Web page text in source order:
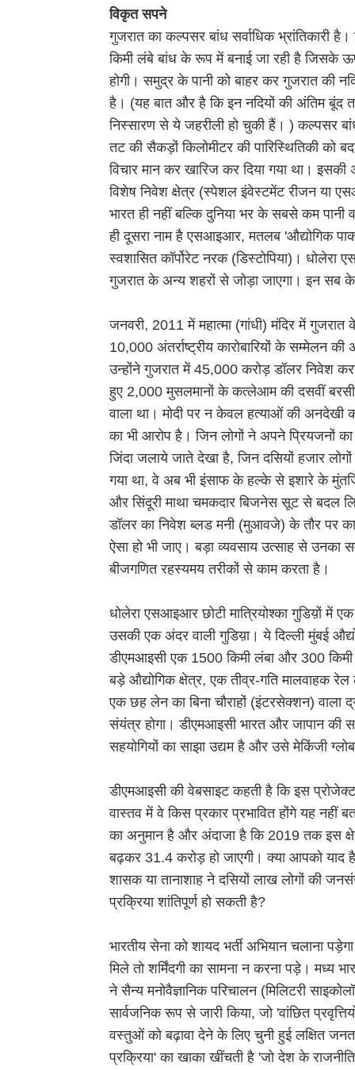
विकृत सपने
गुजरात का कल्पसर बांध सर्वाधिक भ्रांतिकारी
किमी लंबे बांध के रूप में बनाई जा रही है जिसके
होगी। समुद्र के पानी को बाहर कर गुजरात की
है। (यह बात और है कि इन नदियों की अंतिम बूंद
निस्सारण से ये जहरीली हो चुकी हैं। ) कल्पसर
तट की सैकड़ों किलोमीटर की पारिस्थितिकी को
विचार मान कर खारिज कर दिया गया था।
विशेष निवेश क्षेत्र (स्पेशल इंवेस्टमेंट रीजन या
भारत ही नहीं बल्कि दुनिया भर के सबसे कम
ही दूसरा नाम है एसआइआर, मतलब 'औद्योगिक
स्वशासित कॉर्पोरेट नरक (डिस्टोपिया)।
गुजरात के अन्य शहरों से जोड़ा जाएगा। इन सब
जनवरी, 2011 में महात्मा (गांधी) मंदिर में
10,000 अंतर्राष्ट्रीय कारोबारियों के सम्मेलन की
उन्होंने गुजरात में 45,000 करोड़ डॉलर निवेश
हुए 2,000 मुसलमानों के कत्लेआम की दसवीं
वाला था। मोदी पर न केवल हत्याओं की अनदेखी
का भी आरोप है। जिन लोगों ने अपने प्रियजनों
जिंदा जलाये जाते देखा है, जिन दसियों हजार
गया था, वे अब भी इंसाफ के हल्के से इशारे के
और सिंदूरी माथा चमकदार बिजनेस सूट से बदल
डॉलर का निवेश ब्लड मनी (मुआवजे) के तौर पर
ऐसा हो भी जाए। बड़ा व्यवसाय उत्साह से उनका
बीजगणित रहस्यमय तरीकों से काम करता है।
धोलेरा एसआइआर छोटी मात्रियोश्का गुडिय़ों में
उसकी एक अंदर वाली गुडिय़ा। ये दिल्ली मुंबई
डीएमआइसी एक 1500 किमी लंबा और 300 किमी
बड़े औद्योगिक क्षेत्र, एक तीव्र-गति मालवाहक
एक छह लेन का बिना चौराहों (इंटरसेक्शन) वाला
संयंत्र होगा। डीएमआइसी भारत और जापान की
सहयोगियों का साझा उद्यम है और उसे मेकिंजी
डीएमआइसी की वेबसाइट कहती है कि इस
वास्तव में वे किस प्रकार प्रभावित होंगे यह नहीं
का अनुमान है और अंदाजा है कि 2019 तक इस
बढ़कर 31.4 करोड़ हो जाएगी। क्या आपको याद
शासक या तानाशाह ने दसियों लाख लोगों की
प्रक्रिया शांतिपूर्ण हो सकती है?
भारतीय सेना को शायद भर्ती अभियान चलाना
मिले तो शर्मिंदगी का सामना न करना पड़े। मध्य
ने सैन्य मनोवैज्ञानिक परिचालन (मिलिटरी
सार्वजनिक रूप से जारी किया, जो 'वांछित
वस्तुओं को बढ़ावा देने के लिए चुनी हुई लक्षित
प्रक्रिया' का खाका खींचती है 'जो देश के